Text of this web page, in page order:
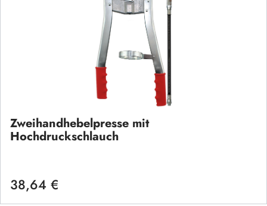
Zweihandhebelpresse mit
Hochdruckschlauch
Regulärer Preis:
38,64 €